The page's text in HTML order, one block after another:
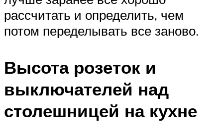
рассчитать и определить, чем
потом переделывать все заново.
Высота розеток и
выключателей над
столешницей на кухне